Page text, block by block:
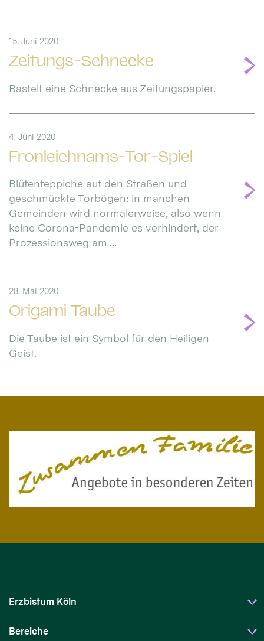
Zeitungs-Schnecke
15. Juni 2020
Bastelt eine Schnecke aus Zeitungspapier.
Fronleichnams-Tor-Spiel
4. Juni 2020
Blütenteppiche auf den Straßen und
geschmückte Torbögen: in manchen
Gemeinden wird normalerweise, also wenn
keine Corona-Pandemie es verhindert, der
Prozessionsweg am ...
Origami Taube
28. Mai 2020
Die Taube ist ein Symbol für den Heiligen
Geist.
Erzbistum Köln
Bereiche